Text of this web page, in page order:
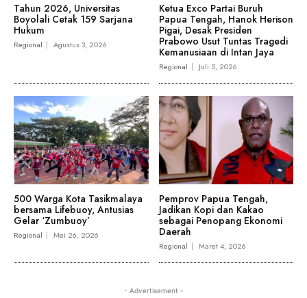
Tahun 2026, Universitas
Boyolali Cetak 159 Sarjana
Hukum
Regional Agustus 3, 2026
Ketua Exco Partai Buruh
Papua Tengah, Hanok Herison
Pigai, Desak Presiden
Prabowo Usut Tuntas Tragedi
Kemanusiaan di Intan Jaya
Regional Juli 5, 2026
500 Warga Kota Tasikmalaya
bersama Lifebuoy, Antusias
Gelar ‘Zumbuoy’
Regional Mei 26, 2026
Pemprov Papua Tengah,
Jadikan Kopi dan Kakao
sebagai Penopang Ekonomi
Daerah
Regional Maret 4, 2026
- Advertisement -